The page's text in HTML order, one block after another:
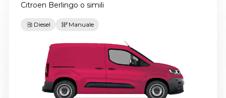
Citroen Berlingo o simili
Diesel Manuale